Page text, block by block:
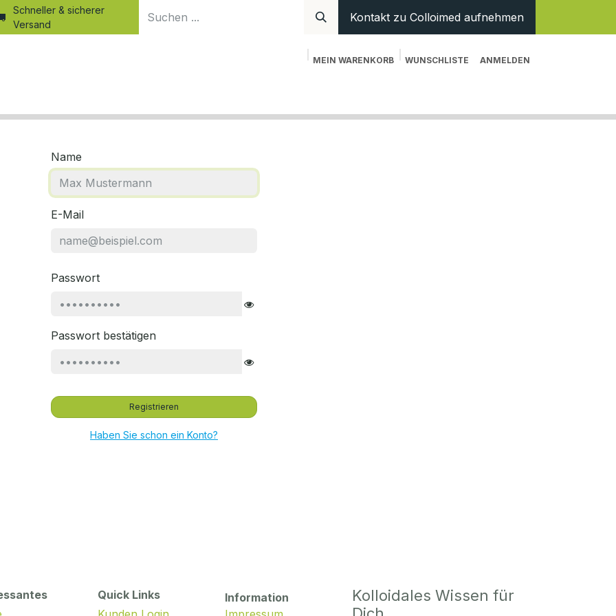
Schneller & sicherer
Versand
Kontakt zu Colloimed aufnehmen
MEIN WARENKORB WUNSCHLISTE ANMELDEN
Name
E-Mail
Passwort
Passwort bestätigen
Registrieren
Haben Sie schon ein Konto?
Kolloidales Wissen für
Information
Quick Links